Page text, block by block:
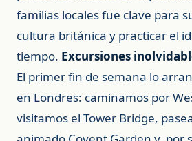
familias locales fue clave para
cultura británica y practicar el
tiempo. Excursiones
El primer fin de semana lo
en Londres: caminamos por
visitamos el Tower Bridge,